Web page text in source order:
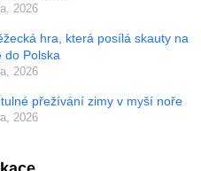
2026
hra, která posílá skauty na
do Polska
2026
přežívání zimy v myší noře
2026